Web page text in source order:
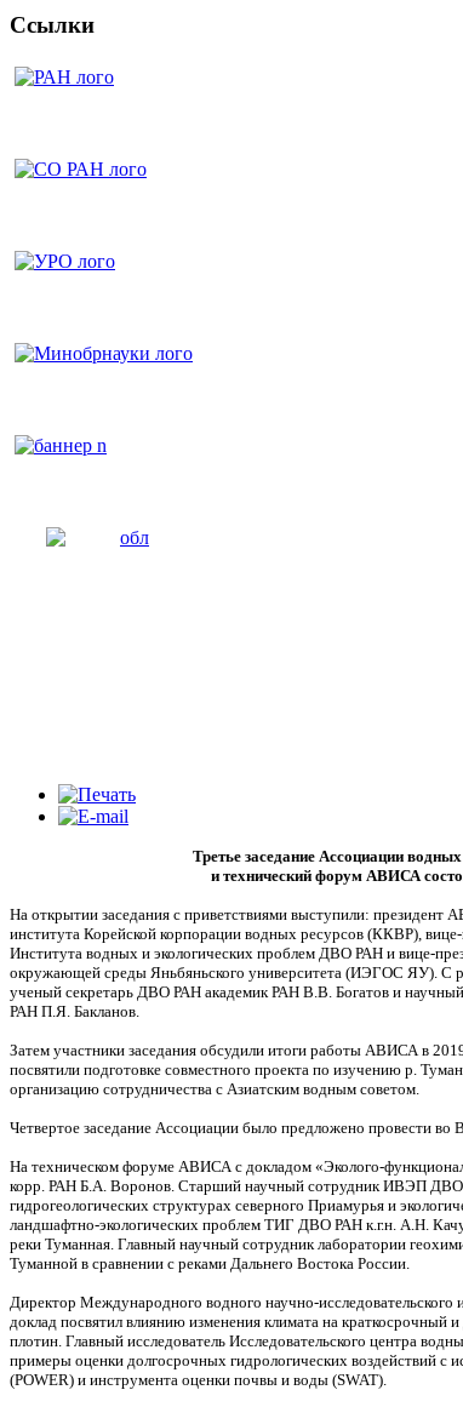
Ссылки
Третье заседание Ассоциации
и технический форум АВИСА
На открытии заседания с приветствиями выступили: президент
института Корейской корпорации водных ресурсов (ККВР),
Института водных и экологических проблем ДВО РАН и вице-
окружающей среды Яньбяньского университета (ИЭГОС ЯУ). С
ученый секретарь ДВО РАН академик РАН В.В. Богатов и
РАН П.Я. Бакланов.
Затем участники заседания обсудили итоги работы АВИСА в
посвятили подготовке совместного проекта по изучению р.
организацию сотрудничества с Азиатским водным советом.
Четвертое заседание Ассоциации было предложено провести во
На техническом форуме АВИСА с докладом «Эколого-
корр. РАН Б.А. Воронов. Старший научный сотрудник ИВЭП ДВО
гидрогеологических структурах северного Приамурья и
ландшафтно-экологических проблем ТИГ ДВО РАН к.г.н. А.Н.
реки Туманная. Главный научный сотрудник лаборатории
Туманной в сравнении с реками Дальнего Востока России.
Директор Международного водного научно-
доклад посвятил влиянию изменения климата на
плотин. Главный исследователь Исследовательского центра
примеры оценки долгосрочных гидрологических воздействий
(POWER) и инструмента оценки почвы и воды (SWAT).